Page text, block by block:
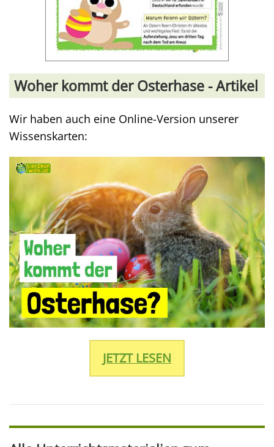
Woher kommt der Osterhase - Artikel
Wir haben auch eine Online-Version unserer
Wissenskarten:
JETZT LESEN